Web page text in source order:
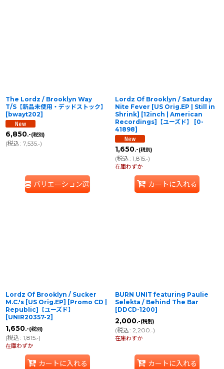
The Lordz / Brooklyn Way
T/S【新品未使用・デッドストック】
[bwayt202]
6,850.-(税別)
(税込: 7,535.-)
バリエーション選択
Lordz Of Brooklyn / Saturday
Nite Fever [US Orig.EP | Still in
Shrink] [12inch | American
Recordings]【ユーズド】
[0-
41898]
1,650.-(税別)
(税込: 1,815.-)
在庫わずか
カートに入れる
Lordz Of Brooklyn / Sucker
M.C.'s [US Orig.EP] [Promo CD |
Republic]【ユーズド】
[UNIR20357-2]
1,650.-(税別)
(税込: 1,815.-)
在庫わずか
カートに入れる
BURN UNIT featuring Paulie
Selekta / Behind The Bar
[DDCD-1200]
2,000.-(税別)
(税込: 2,200.-)
在庫わずか
カートに入れる